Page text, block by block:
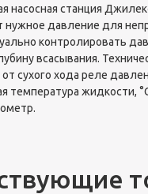
насосная станция
давление для
контролировать
всасывания.
сухого хода реле
температура жидкости,